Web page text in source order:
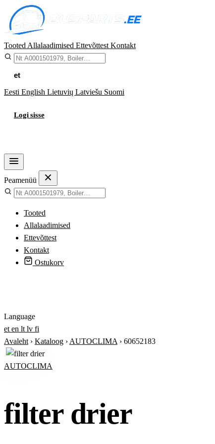
Tooted Allalaadimised Ettevõttest Kontakt
et
Eesti English Lietuvių Latviešu Suomi
Logi sisse
Peamenüü
Tooted
Allalaadimised
Ettevõttest
Kontakt
Ostukorv
Language
et en lt lv fi
Avaleht › Kataloog › AUTOCLIMA › 60652183
AUTOCLIMA
filter drier